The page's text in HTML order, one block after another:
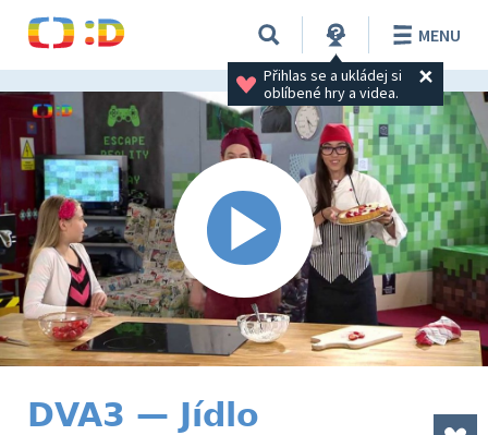
Přihlas se a ukládej si
oblíbené hry a videa.
MENU
DVA3 — Jídlo